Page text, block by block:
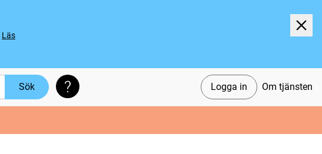
Läs
Logga in Om tjänsten
Sök Söktips